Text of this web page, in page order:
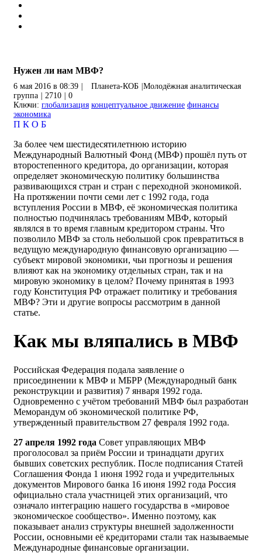
Нужен ли нам МВФ?
6 мая 2016 в 08:39 Планета-КОБ Молодёжная аналитическая
группа
2710
0
Ключи: глобализация концептуальное движение финансы
экономика
П К О Б
За более чем шестидесятилетнюю историю
Международный Валютный Фонд (МВФ) прошёл путь от
второстепенного кредитора, до организации, которая
определяет экономическую политику большинства
развивающихся стран и стран с переходной экономикой.
На протяжении почти семи лет с 1992 года, года
вступления России в МВФ, её экономическая политика
полностью подчинялась требованиям МВФ, который
являлся в то время главным кредитором страны. Что
позволило МВФ за столь небольшой срок превратиться в
ведущую международную финансовую организацию —
субъект мировой экономики, чьи прогнозы и решения
влияют как на экономику отдельных стран, так и на
мировую экономику в целом? Почему принятая в 1993
году Конституция РФ отражает политику и требования
МВФ? Эти и другие вопросы рассмотрим в данной
статье.
Как мы вляпались в МВФ
Российская Федерация подала заявление о
присоединении к МВФ и МБРР (Международный банк
реконструкции и развития) 7 января 1992 года.
Одновременно с учётом требований МВФ был разработан
Меморандум об экономической политике РФ,
утвержденный правительством 27 февраля 1992 года.
27 апреля 1992 года Совет управляющих МВФ
проголосовал за приём России и тринадцати других
бывших советских республик. После подписания Статей
Соглашения Фонда 1 июня 1992 года и учредительных
документов Мирового банка 16 июня 1992 года Россия
официально стала участницей этих организаций, что
означало интеграцию нашего государства в «мировое
экономическое сообщество». Именно поэтому, как
показывает анализ структуры внешней задолженности
России, основными её кредиторами стали так называемые
Международные финансовые организации.